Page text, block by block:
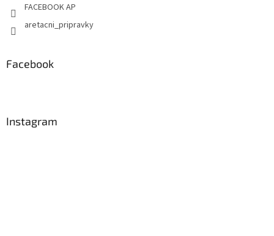
FACEBOOK AP
aretacni_pripravky
Facebook
Instagram